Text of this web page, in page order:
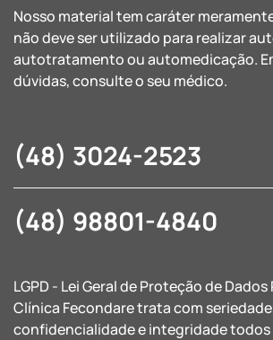
Nosso material tem caráter
não deve ser utilizado para realizar
autotratamento ou automedicação.
dúvidas, consulte o seu médico.
(48) 3024-2523
(48) 98801-4840
LGPD - Lei Geral de Proteção de Dados
Clínica Fecondare trata com
confidencialidade e integridade todos